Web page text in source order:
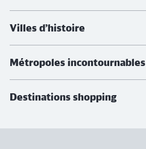
Villes d’histoire
Métropoles incontournables
Destinations shopping